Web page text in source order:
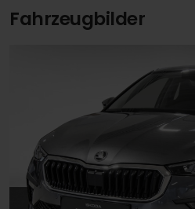
Fahrzeugbilder